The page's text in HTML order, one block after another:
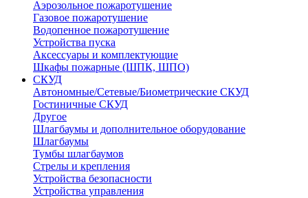
Аэрозольное пожаротушение
Газовое пожаротушение
Водопенное пожаротушение
Устройства пуска
Аксессуары и комплектующие
Шкафы пожарные (ШПК, ШПО)
СКУД
Автономные/Сетевые/Биометрические СКУД
Гостиничные СКУД
Другое
Шлагбаумы и дополнительное оборудование
Шлагбаумы
Тумбы шлагбаумов
Стрелы и крепления
Устройства безопасности
Устройства управления